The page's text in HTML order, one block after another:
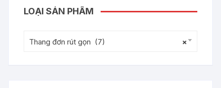
LOẠI SẢN PHẨM
×
Thang đơn rút gọn (7)